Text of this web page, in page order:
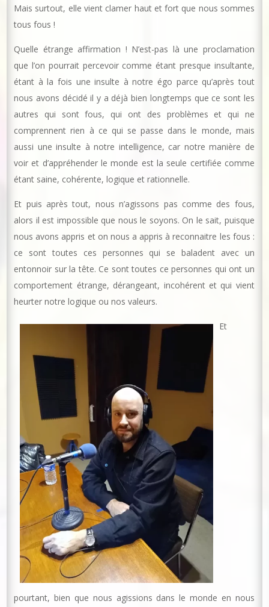
Mais surtout, elle vient clamer haut et fort que nous sommes
tous fous !
Quelle étrange affirmation ! N’est-pas là une proclamation
que l’on pourrait percevoir comme étant presque insultante,
étant à la fois une insulte à notre égo parce qu’après tout
nous avons décidé il y a déjà bien longtemps que ce sont les
autres qui sont fous, qui ont des problèmes et qui ne
comprennent rien à ce qui se passe dans le monde, mais
aussi une insulte à notre intelligence, car notre manière de
voir et d’appréhender le monde est la seule certifiée comme
étant saine, cohérente, logique et rationnelle.
Et puis après tout, nous n’agissons pas comme des fous,
alors il est impossible que nous le soyons. On le sait, puisque
nous avons appris et on nous a appris à reconnaitre les fous :
ce sont toutes ces personnes qui se baladent avec un
entonnoir sur la tête. Ce sont toutes ce personnes qui ont un
comportement étrange, dérangeant, incohérent et qui vient
heurter notre logique ou nos valeurs.
Et
pourtant, bien que nous agissions dans le monde en nous